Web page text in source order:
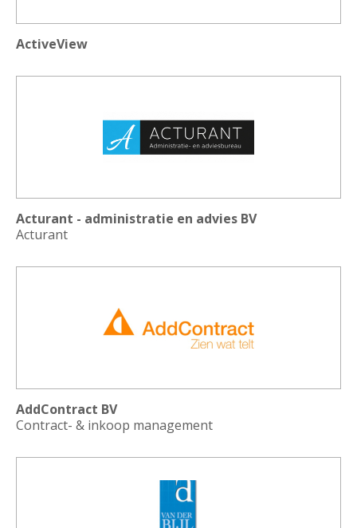
ActiveView
Acturant - administratie en advies BV
Acturant
AddContract BV
Contract- & inkoop management